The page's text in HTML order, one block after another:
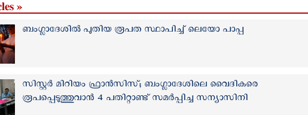
»
ബംഗ്ലാദേശിൽ പുതിയ രൂപത സ്ഥാപിച്ച് ലെയോ പാപ്പ
സിസ്റ്റർ മിറിയം ഫ്രാൻസിസ്; ബംഗ്ലാദേശിലെ വൈദികരെ
രൂപപ്പെടുത്തുവാന്‍ 4 പതിറ്റാണ്ട് സമര്‍പ്പിച്ച സന്യാസിനി